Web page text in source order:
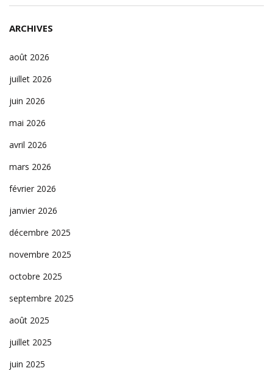
ARCHIVES
août 2026
juillet 2026
juin 2026
mai 2026
avril 2026
mars 2026
février 2026
janvier 2026
décembre 2025
novembre 2025
octobre 2025
septembre 2025
août 2025
juillet 2025
juin 2025